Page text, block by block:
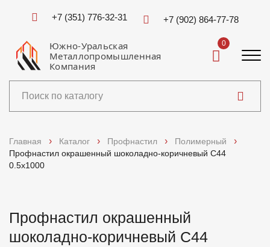
+7 (351) 776-32-31 +7 (902) 864-77-78
Южно-Уральская
Металлопромышленная
Компания
0
Услуги
Доставка и оплата
Главная Каталог Профнастил
Полимерный
Профнастил окрашенный шоколадно-коричневый C44
0.5x1000
Профнастил окрашенный
шоколадно-коричневый C44